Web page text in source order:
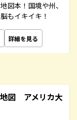
図本！国境や州、
もイキイキ！
詳細を見る
図 アメリカ大